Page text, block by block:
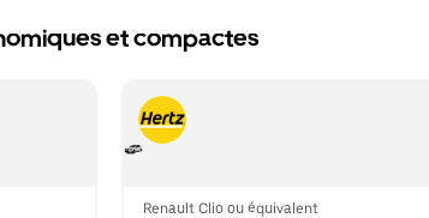
et compactes
Renault Clio ou équivalent